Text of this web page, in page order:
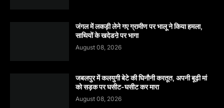
जंगल में लकड़ी लेने गए ग्रामीण पर भालू ने किया हमला,
साथियों के खदेडऩे पर भागा
August 08, 2026
जबलपुर में कलयुगी बेटे की घिनौनी करतूत, अपनी बूढ़ी मां
को सड़क पर घसीट-घसीट कर मारा
August 08, 2026